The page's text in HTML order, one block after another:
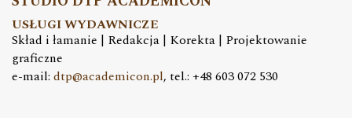
USŁUGI WYDAWNICZE
Skład i łamanie | Redakcja | Korekta | Projektowanie
graficzne
e-mail: dtp@academicon.pl, tel.: +48 603 072 530